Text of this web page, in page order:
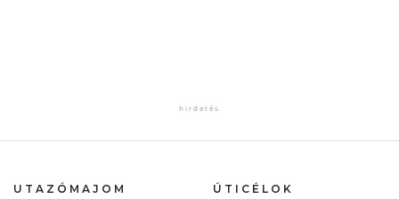
UTAZÓMAJOM ÚTICÉLOK